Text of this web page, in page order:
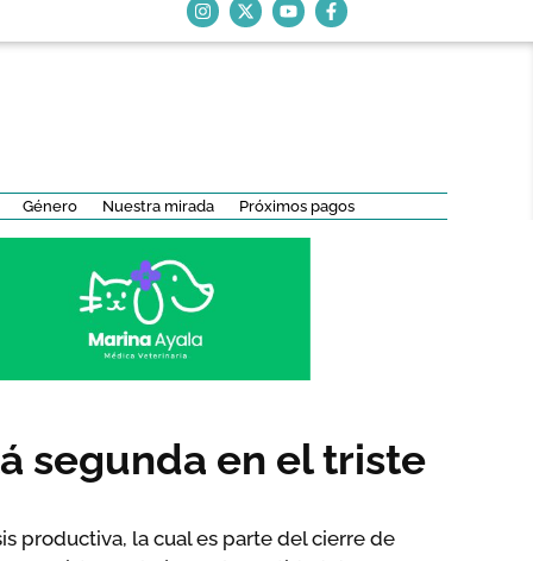
Género Nuestra mirada Próximos pagos
segunda en el triste
productiva, la cual es parte del cierre de